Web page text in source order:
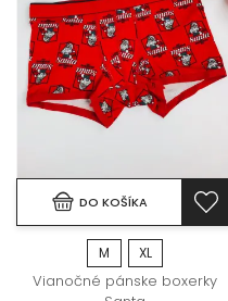
DO KOŠÍKA
M XL
Vianočné pánske boxerky